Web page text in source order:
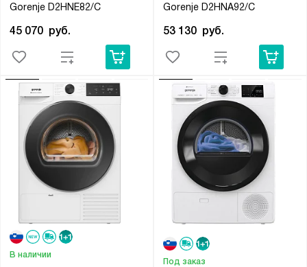
Gorenje D2HNE82/C
45 070 руб.
Gorenje D2HNA92/C
53 130 руб.
В наличии
Под заказ